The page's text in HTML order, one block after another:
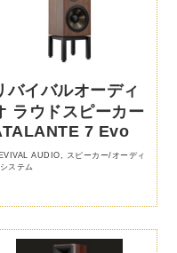
バイバルオーディ
ラウドスピーカー
7 Evo
AUDIO, スピーカー/オーディ
ステム